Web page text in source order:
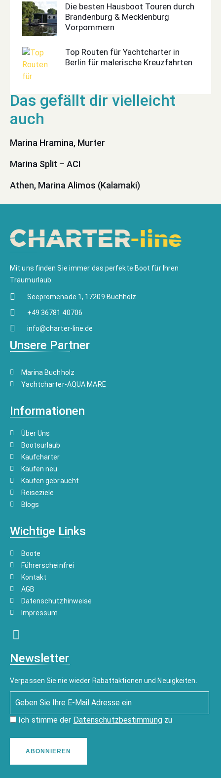
Die besten Hausboot Touren durch
Brandenburg & Mecklenburg
Vorpommern
Top Routen für Yachtcharter in
Berlin für malerische Kreuzfahrten
Marina Hramina, Murter
Marina Split – ACI
Athen, Marina Alimos (Kalamaki)
Mit uns finden Sie immer das perfekte Boot für Ihren
Traumurlaub.
Seepromenade 1, 17209 Buchholz
+49 36781 40706
info@charter-line.de
Unsere Partner
Marina Buchholz
Yachtcharter-AQUA MARE
Informationen
Über Uns
Bootsurlaub
Kaufcharter
Kaufen neu
Kaufen gebraucht
Reiseziele
Blogs
Wichtige Links
Boote
Führerscheinfrei
Kontakt
AGB
Datenschutzhinweise
Impressum
Newsletter
Verpassen Sie nie wieder Rabattaktionen und Neuigkeiten.
Ich stimme der Datenschutzbestimmungzu
ABONNIEREN